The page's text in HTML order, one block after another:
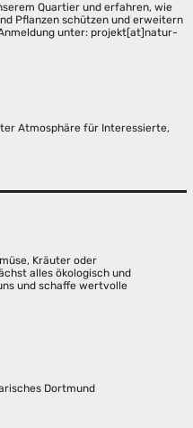
Quartier und erfahren, wie
Pflanzen schützen und erweitern
unter: projekt[at]natur-
Atmosphäre für Interessierte,
Kräuter oder
alles ökologisch und
und schaffe wertvolle
Dortmund